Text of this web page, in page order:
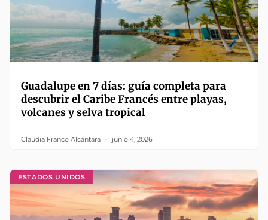
Guadalupe en 7 días: guía completa para
descubrir el Caribe Francés entre playas,
volcanes y selva tropical
Claudia Franco Alcántara junio 4, 2026
ESTADOS UNIDOS